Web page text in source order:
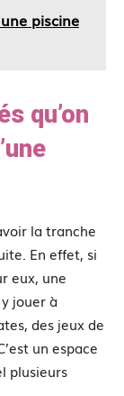
piscine
qu’on
la tranche
En effet, si
eux, une
jouer à
des jeux de
un espace
plusieurs